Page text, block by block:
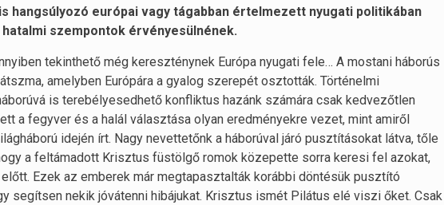
hangsúlyozó európai vagy tágabban értelmezett nyugati politikában
szempontok érvényesülnének.
tekinthető még kereszténynek Európa nyugati fele… A mostani háborús
amelyben Európára a gyalog szerepét osztották. Történelmi
is terebélyesedhető konfliktus hazánk számára csak kedvezőtlen
a fegyver és a halál választása olyan eredményekre vezet, mint amiről
idején írt. Nagy nevettetőnk a háborúval járó pusztításokat látva, tőle
a feltámadott Krisztus füstölgő romok közepette sorra keresi fel azokat,
Ezek az emberek már megtapasztalták korábbi döntésük pusztító
segítsen nekik jóvátenni hibájukat. Krisztus ismét Pilátus elé viszi őket. Csak